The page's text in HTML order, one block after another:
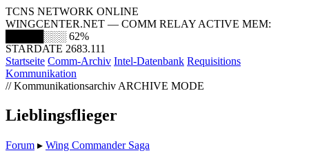
TCNS NETWORK ONLINE
WINGCENTER.NET — COMM RELAY ACTIVE MEM:
█████░░░ 62%
STARDATE 2683.111
Startseite Comm-Archiv Intel-Datenbank Requisitions
Kommunikation
// Kommunikationsarchiv ARCHIVE MODE
Lieblingsflieger
Forum ▸ Wing Commander Saga